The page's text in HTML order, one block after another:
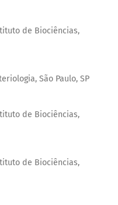
de Biociências,
São Paulo, SP
de Biociências,
de Biociências,